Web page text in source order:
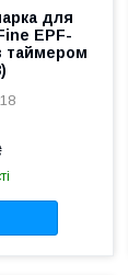
для
EPF-
таймером